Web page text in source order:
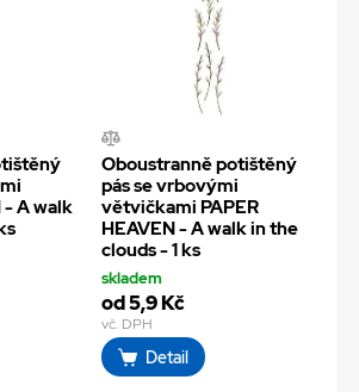
- A walk
Oboustranně potištěný
pás se vrbovými
větvičkami PAPER
HEAVEN - A walk in the
clouds - 1 ks
skladem
od 5,9 Kč
vč. DPH
Detail